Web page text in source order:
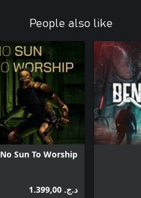
People also like
No Sun To Worship
د.ج.‏ 1.399,00